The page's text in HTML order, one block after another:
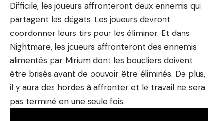
Difficile, les joueurs affronteront deux ennemis qui
partagent les dégâts. Les joueurs devront
coordonner leurs tirs pour les éliminer. Et dans
Nightmare, les joueurs affronteront des ennemis
alimentés par Mirium dont les boucliers doivent
être brisés avant de pouvoir être éliminés. De plus,
il y aura des hordes à affronter et le travail ne sera
pas terminé en une seule fois.